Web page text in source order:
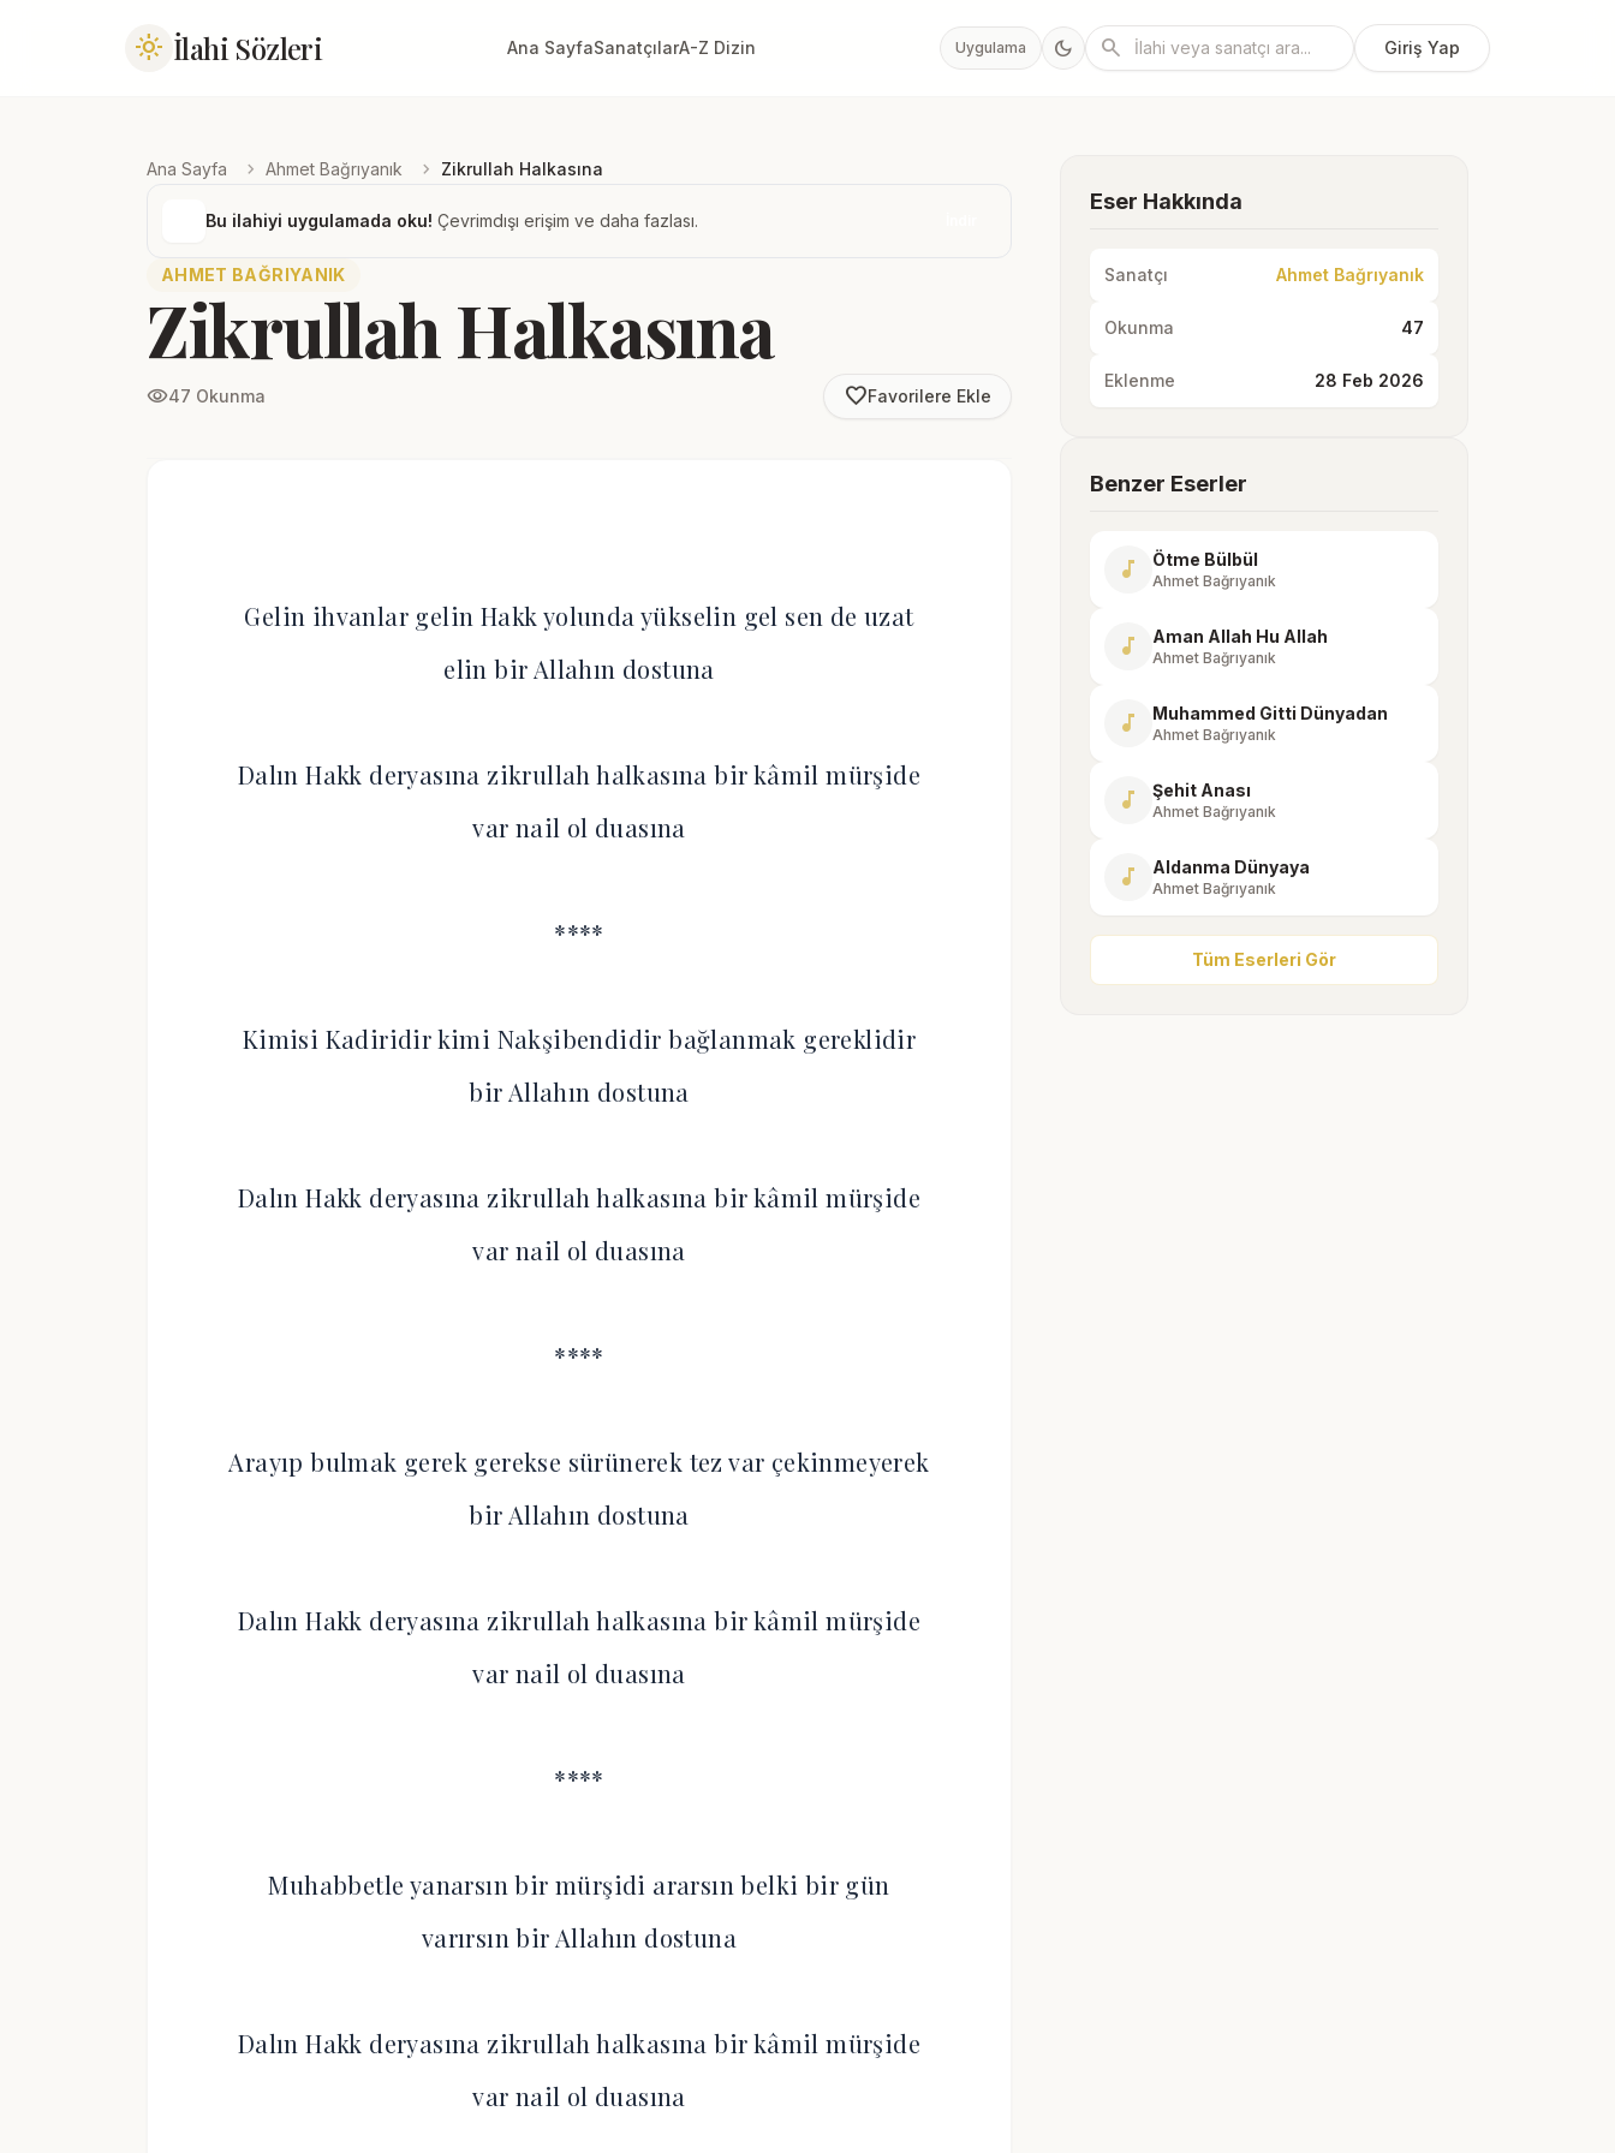
light_mode İlahi Sözleri Ana SayfaSanatçılarA-Z Dizin Uygulama dark_mode search Giriş Yap
Ana Sayfa chevron_right Ahmet Bağrıyanık chevron_right Zikrullah Halkasına
Bu ilahiyi uygulamada oku! Çevrimdışı erişim ve daha fazlası.
AHMET BAĞRIYANIK
Zikrullah Halkasına
visibility47 Okunma favorite_borderFavorilere Ekle
Gelin ihvanlar gelin Hakk yolunda yükselin gel sen de uzat
elin bir Allahın dostuna
Dalın Hakk deryasına zikrullah halkasına bir kâmil mürşide
var nail ol duasına
****
Kimisi Kadiridir kimi Nakşibendidir bağlanmak gereklidir
bir Allahın dostuna
Dalın Hakk deryasına zikrullah halkasına bir kâmil mürşide
var nail ol duasına
****
Arayıp bulmak gerek gerekse sürünerek tez var çekinmeyerek
bir Allahın dostuna
Dalın Hakk deryasına zikrullah halkasına bir kâmil mürşide
var nail ol duasına
****
Muhabbetle yanarsın bir mürşidi ararsın belki bir gün
varırsın bir Allahın dostuna
Dalın Hakk deryasına zikrullah halkasına bir kâmil mürşide
var nail ol duasına
Eser Hakkında
Sanatçı Ahmet Bağrıyanık
Okunma 47
Eklenme 28 Feb 2026
Benzer Eserler
music_note Ötme Bülbül
Ahmet Bağrıyanık
music_note Aman Allah Hu Allah
Ahmet Bağrıyanık
music_note Muhammed Gitti Dünyadan
Ahmet Bağrıyanık
music_note Şehit Anası
Ahmet Bağrıyanık
music_note Aldanma Dünyaya
Ahmet Bağrıyanık
Tüm Eserleri Gör